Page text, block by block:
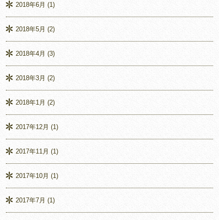
2018年6月 (1)
2018年5月 (2)
2018年4月 (3)
2018年3月 (2)
2018年1月 (2)
2017年12月 (1)
2017年11月 (1)
2017年10月 (1)
2017年7月 (1)